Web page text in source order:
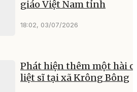
giáo Việt Nam tỉnh
18:02, 03/07/2026
Phát hiện thêm một hài
liệt sĩ tại xã Krông Bông